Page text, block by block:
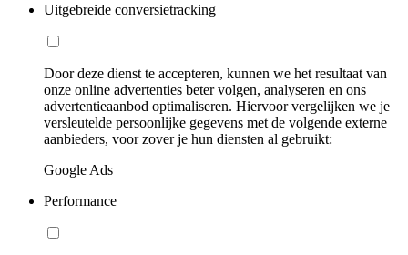
Uitgebreide conversietracking
Door deze dienst te accepteren, kunnen we het resultaat van
onze online advertenties beter volgen, analyseren en ons
advertentieaanbod optimaliseren. Hiervoor vergelijken we je
versleutelde persoonlijke gegevens met de volgende externe
aanbieders, voor zover je hun diensten al gebruikt:
Google Ads
Performance